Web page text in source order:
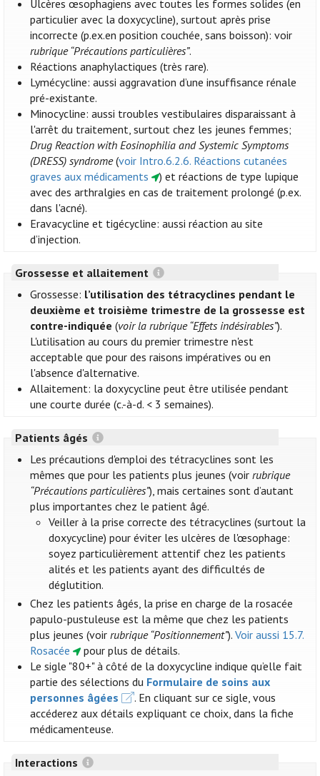
Ulcères œsophagiens avec toutes les formes solides (en
particulier avec la doxycycline), surtout après prise
incorrecte (p.ex.en position couchée, sans boisson): voir
rubrique “Précautions particulières”.
Réactions anaphylactiques (très rare).
Lymécycline: aussi aggravation d’une insuffisance rénale
pré-existante.
Minocycline: aussi troubles vestibulaires disparaissant à
l'arrêt du traitement, surtout chez les jeunes femmes;
Drug Reaction with Eosinophilia and Systemic Symptoms
(DRESS) syndrome(voir Intro.6.2.6. Réactions cutanées
graves aux médicaments
) et réactions de type lupique
avec des arthralgies en cas de traitement prolongé (p.ex.
dans l'acné).
Eravacycline et tigécycline: aussi réaction au site
d’injection.
Grossesse et allaitement
Grossesse: l’utilisation des tétracyclines pendant le
deuxième et troisième trimestre de la grossesse est
contre-indiquée (voir la rubrique “Effets indésirables”).
L'utilisation au cours du premier trimestre n'est
acceptable que pour des raisons impératives ou en
l'absence d'alternative.
Allaitement: la doxycycline peut être utilisée pendant
une courte durée (c.-à-d. < 3 semaines).
Patients âgés
Les précautions d'emploi des tétracyclines sont les
mêmes que pour les patients plus jeunes (voirrubrique
“Précautions particulières”), mais certaines sont d’autant
plus importantes chez le patient âgé.
Veiller à la prise correcte des tétracyclines (surtout la
doxycycline) pour éviter les ulcères de l'œsophage:
soyez particulièrement attentif chez les patients
alités et les patients ayant des difficultés de
déglutition.
Chez les patients âgés, la prise en charge de la rosacée
papulo-pustuleuse est la même que chez les patients
plus jeunes (voirrubrique “Positionnement”).Voir aussi 15.7.
Rosacée
pour plus de détails.
Le sigle "80+" à côté de la doxycycline indique qu’elle fait
partie des sélections du Formulaire de soins aux
personnes âgées
. En cliquant sur ce sigle, vous
accéderez aux détails expliquant ce choix, dans la fiche
médicamenteuse.
Interactions